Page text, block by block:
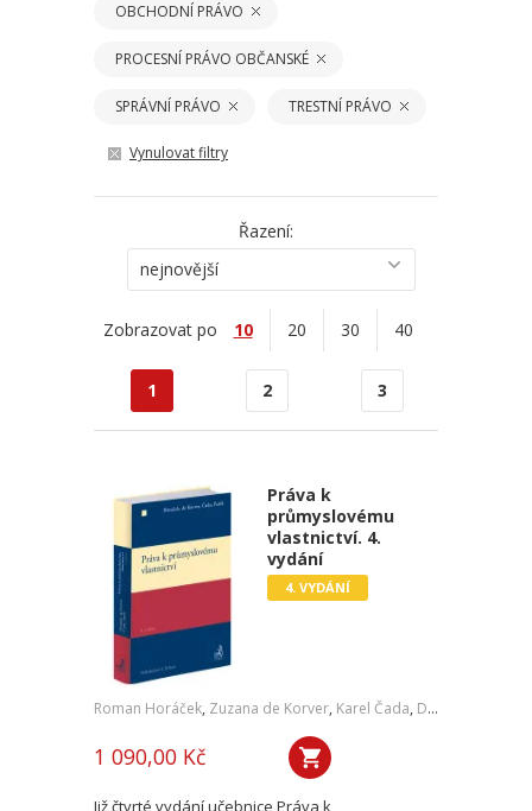
OBCHODNÍ PRÁVO
PROCESNÍ PRÁVO OBČANSKÉ
SPRÁVNÍ PRÁVO TRESTNÍ PRÁVO
Vynulovat filtry
Řazení:
nejnovější
Zobrazovat po 10 20 30 40
1 2 3
Práva k
průmyslovému
vlastnictví. 4.
vydání
4. VYDÁNÍ
Roman Horáček, Zuzana de Korver, Karel Čada, Daniel Patěk
1 090,00 Kč
Již čtvrté vydání učebnice Práva k